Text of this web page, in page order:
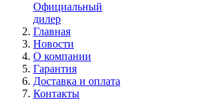
Официальный
дилер
Главная
Новости
О компании
Гарантия
Доставка и оплата
Контакты